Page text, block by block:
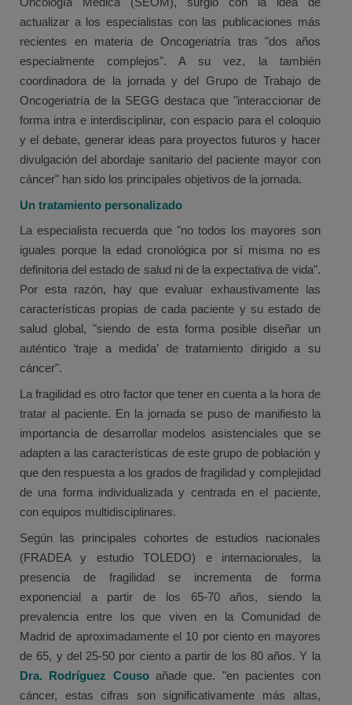
actualizar a los especialistas con las publicaciones más
recientes en materia de Oncogeriatría tras "dos años
especialmente complejos". A su vez, la también
coordinadora de la jornada y del Grupo de Trabajo de
Oncogeriatría de la SEGG destaca que "interaccionar de
forma intra e interdisciplinar, con espacio para el coloquio
y el debate, generar ideas para proyectos futuros y hacer
divulgación del abordaje sanitario del paciente mayor con
cáncer" han sido los principales objetivos de la jornada.
Un tratamiento personalizado
La especialista recuerda que "no todos los mayores son
iguales porque la edad cronológica por sí misma no es
definitoria del estado de salud ni de la expectativa de vida".
Por esta razón, hay que evaluar exhaustivamente las
características propias de cada paciente y su estado de
salud global, "siendo de esta forma posible diseñar un
auténtico ‘traje a medida’ de tratamiento dirigido a su
cáncer".
La fragilidad es otro factor que tener en cuenta a la hora de
tratar al paciente. En la jornada se puso de manifiesto la
importancia de desarrollar modelos asistenciales que se
adapten a las características de este grupo de población y
que den respuesta a los grados de fragilidad y complejidad
de una forma individualizada y centrada en el paciente,
con equipos multidisciplinares.
Según las principales cohortes de estudios nacionales
(FRADEA y estudio TOLEDO) e internacionales, la
presencia de fragilidad se incrementa de forma
exponencial a partir de los 65-70 años, siendo la
prevalencia entre los que viven en la Comunidad de
Madrid de aproximadamente el 10 por ciento en mayores
de 65, y del 25-50 por ciento a partir de los 80 años. Y la
Dra. Rodríguez Cousoañade que. "en pacientes con
cáncer, estas cifras son significativamente más altas,